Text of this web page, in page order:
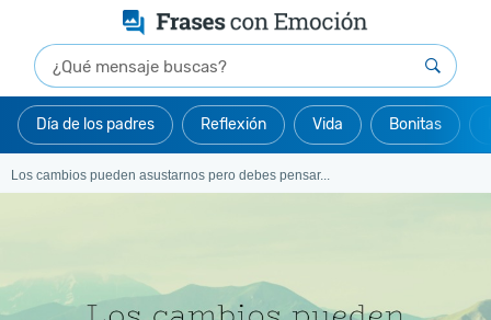
Día de los padres Reflexión Vida Bonitas
Los cambios pueden asustarnos pero debes pensar...